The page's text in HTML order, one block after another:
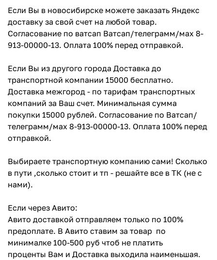
Если Вы в новосибирске можете заказать Яндекс
доставку за свой счет на любой товар.
Согласование по ватсап Ватсап/телеграмм/мах 8-
913-00000-13. Оплата 100% перед отправкой.
Если Вы из другого города Доставка до
транспортной компании 15000 бесплатно.
Доставка межгород - по тарифам транспортных
компаний за Ваш счет. Минимальная сумма
покупки 15000 рублей. Согласование по Ватсап/
телеграмм/мах 8-913-00000-13. Оплата 100% перед
отправкой.
Выбираете транспортную компанию сами! Сколько
в пути ,сколько стоит и тп - решайте все в ТК (не с
нами).
Если через Авито:
Авито доставкой отправляем только по 100%
предоплате. В Авито ставим за товар по
минималке 100-500 руб чтоб не платить
проценты Вам и Доставка выходила наименьшая.